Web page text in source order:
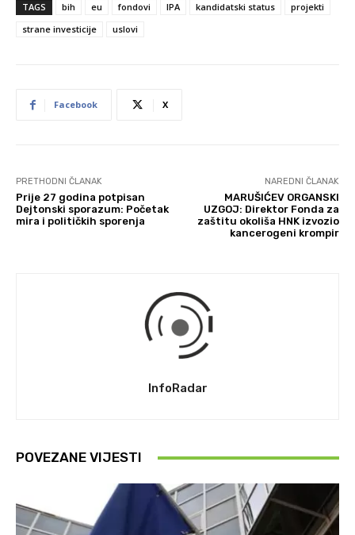
TAGS bih eu fondovi IPA kandidatski status
projekti
strane investicije
uslovi
Facebook X
PRETHODNI ČLANAK
Prije 27 godina potpisan
Dejtonski sporazum: Početak
mira i političkih sporenja
NAREDNI ČLANAK
MARUŠIĆEV ORGANSKI
UZGOJ: Direktor Fonda za
zaštitu okoliša HNK izvozio
kancerogeni krompir
InfoRadar
POVEZANE VIJESTI